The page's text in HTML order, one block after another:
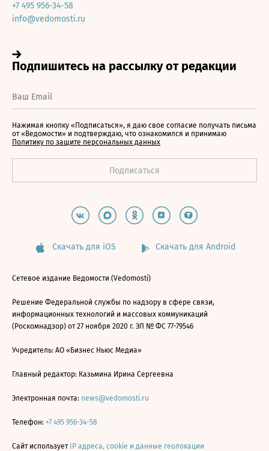
+7 495 956-34-58
info@vedomosti.ru
Нажимая кнопку «Подписаться», я даю свое согласие получать письма
от «Ведомости» и подтверждаю, что ознакомился и принимаю
Политику по защите персональных данных
Скачать для iOS Скачать для Android
Сетевое издание Ведомости (Vedomosti)
Решение Федеральной службы по надзору в сфере связи,
информационных технологий и массовых коммуникаций
(Роскомнадзор) от 27 ноября 2020 г. ЭЛ № ФС 77-79546
Учредитель: АО «Бизнес Ньюс Медиа»
Главный редактор: Казьмина Ирина Сергеевна
Электронная почта: news@vedomosti.ru
Телефон: +7 495 956-34-58
Сайт использует IP адреса, cookie и данные геолокации